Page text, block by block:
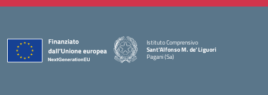
Istituto Comprensivo
Sant'Alfonso M. de' Liguori
Pagani (Sa)
— Visita la pagina iniziale della scuola